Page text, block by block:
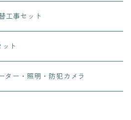
工事セット
ト
ター・照明・防犯カメラ